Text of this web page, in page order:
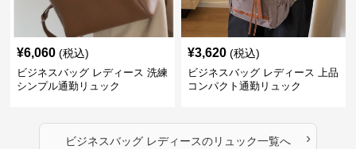
¥6,060 (税込)
ビジネスバッグ レディース 洗練
シンプル通勤リュック
¥3,620 (税込)
ビジネスバッグ レディース 上品
コンパクト通勤リュック
ビジネスバッグ レディースのリュック一覧へ ›